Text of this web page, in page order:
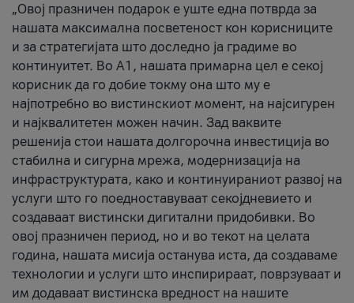
„Овој празничен подарок е уште една потврда за
нашата максимална посветеност кон корисниците
и за стратегијата што доследно ја градиме во
континуитет. Во А1, нашата примарна цел е секој
корисник да го добие токму она што му е
најпотребно во вистинскиот момент, на најсигурен
и најквалитетен можен начин. Зад ваквите
решенија стои нашата долгорочна инвестиција во
стабилна и сигурна мрежа, модернизација на
инфраструктурата, како и континуираниот развој на
услуги што го поедноставуваат секојдневието и
создаваат вистински дигитални придобивки. Во
овој празничен период, но и во текот на целата
година, нашата мисија останува иста, да создаваме
технологии и услуги што инспирираат, поврзуваат и
им додаваат вистинска вредност на нашите